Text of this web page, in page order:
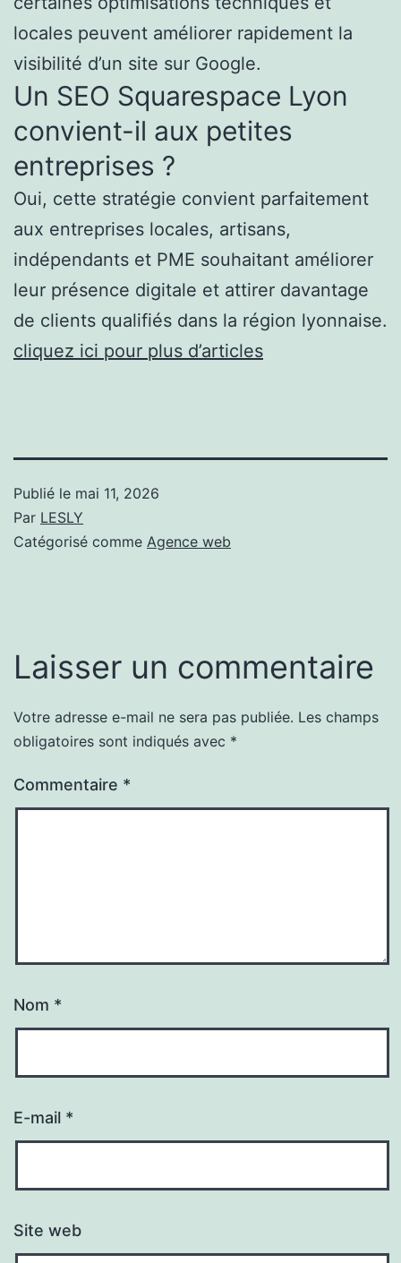
locales peuvent améliorer rapidement la
visibilité d’un site sur Google.
Un SEO Squarespace Lyon
convient-il aux petites
entreprises ?
Oui, cette stratégie convient parfaitement
aux entreprises locales, artisans,
indépendants et PME souhaitant améliorer
leur présence digitale et attirer davantage
de clients qualifiés dans la région lyonnaise.
cliquez ici pour plus d’articles
Publié le mai 11, 2026
Par LESLY
Catégorisé comme Agence web
Laisser un commentaire
Votre adresse e-mail ne sera pas publiée. Les champs
obligatoires sont indiqués avec *
Commentaire *
Nom *
E-mail *
Site web
Alternative: